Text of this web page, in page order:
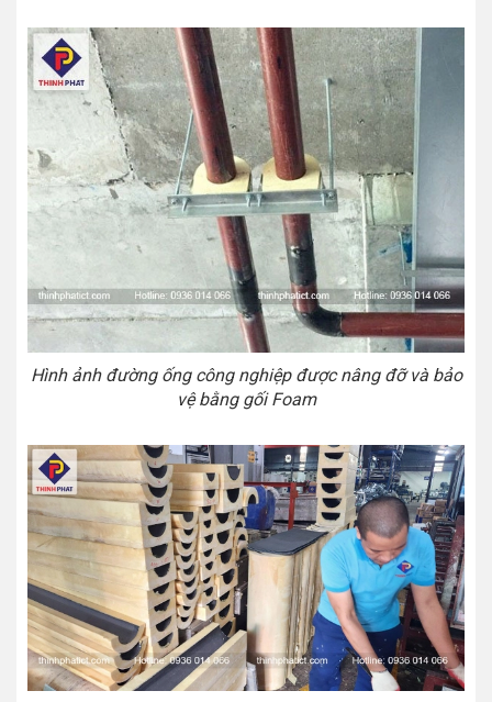
Hình ảnh đường ống công nghiệp được nâng đỡ và bảo
vệ bằng gối Foam